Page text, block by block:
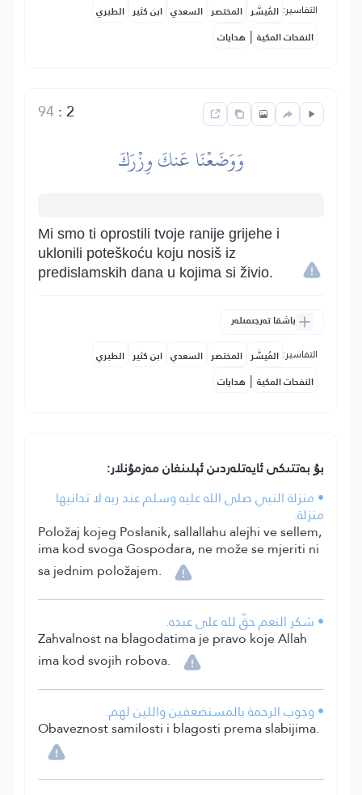
التفاسير: المُيسَّر المختصر السعدي ابن كثير الطبري
النفحات المكية | هدايات
2
:
94
وَوَضَعۡنَا عَنكَ وِزۡرَكَ
Mi smo ti oprostili tvoje ranije grijehe i
uklonili poteškoću koju nosiš iz
predislamskih dana u kojima si živio.
باشقا تەرجىمىلەر
التفاسير: المُيسَّر المختصر السعدي ابن كثير الطبري
النفحات المكية | هدايات
بۇ بەتتىكى ئايەتلەردىن ئېلىنغان مەزمۇنلار:
• منزلة النبي صلى الله عليه وسلم عند ربه لا تدانيها
منزلة.
Položaj kojeg Poslanik, sallallahu alejhi ve sellem,
ima kod svoga Gospodara, ne može se mjeriti ni
sa jednim položajem.
• شكر النعم حقّ لله على عبده.
Zahvalnost na blagodatima je pravo koje Allah
ima kod svojih robova.
• وجوب الرحمة بالمستضعفين واللين لهم.
Obaveznost samilosti i blagosti prema slabijima.